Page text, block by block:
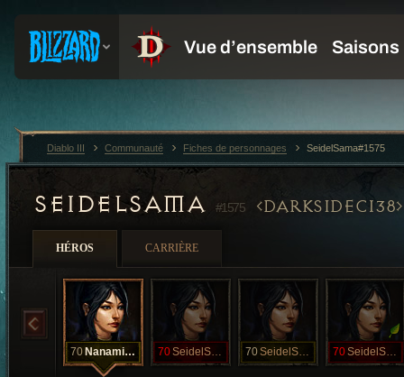
SEIDELSAMA #1575 DARKSIDEC138
HÉROS CARRIÈRE
70 NanamiSama 70 SeidelSama 70 SeidelSama 70 SeidelSama
Diablo III Communauté Fiches de personnages SeidelSama#1575